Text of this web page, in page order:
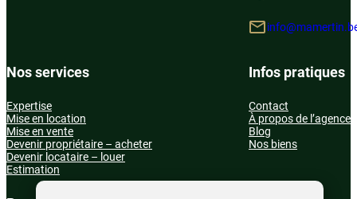
Nos services
Expertise
Mise en location
Mise en vente
Devenir propriétaire – acheter
Devenir locataire – louer
Estimation
Infos pratiques
Contact
À propos de l’agence
Blog
Nos biens